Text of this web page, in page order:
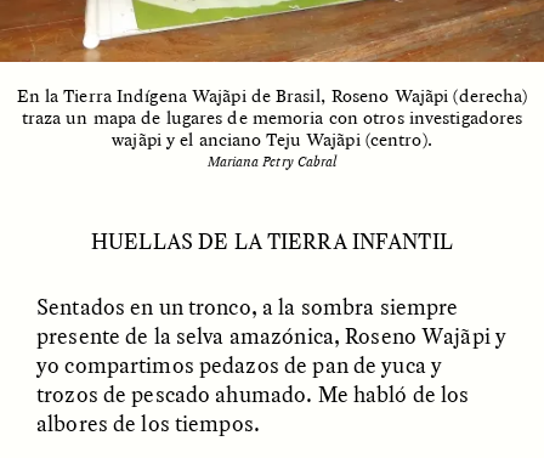
ESSAY /
En la Tierra Indígena Wajãpi de Brasil, Roseno Wajãpi (derecha)
traza un mapa de lugares de memoria con otros investigadores
wajãpi y el anciano Teju Wajãpi (centro).
Mariana Petry Cabral
HUELLAS DE LA TIERRA INFANTIL
Sentados en un tronco, a la sombra siempre
presente de la selva amazónica, Roseno Wajãpi y
yo compartimos pedazos de pan de yuca y
trozos de pescado ahumado. Me habló de los
albores de los tiempos.